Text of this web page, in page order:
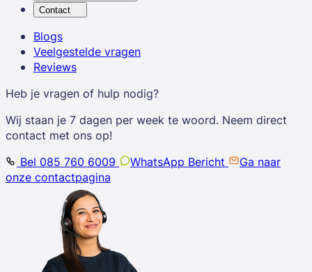
Contact
Blogs
Veelgestelde vragen
Reviews
Heb je vragen of hulp nodig?
Wij staan je 7 dagen per week te woord. Neem direct
contact met ons op!
Bel 085 760 6009
WhatsApp Bericht
Ga naar
onze contactpagina